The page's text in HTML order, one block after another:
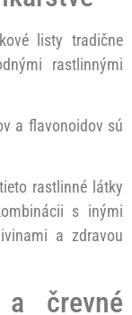
listy tradične
rastlinnými
a flavonoidov sú
rastlinné látky
s inými
a zdravou
a črevné